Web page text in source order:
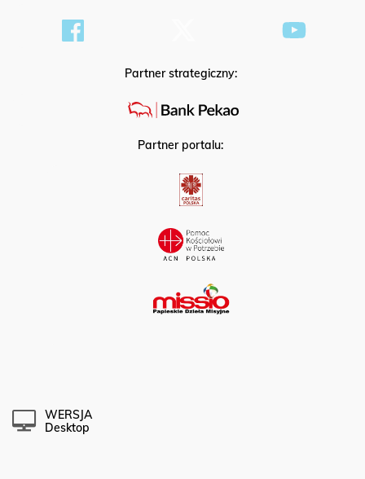
Partner strategiczny:
Partner portalu:
WERSJA
Desktop